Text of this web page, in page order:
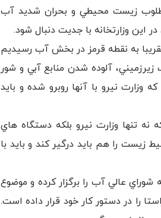
زيست محيطي و بحران شديد آب
وزارتخانه با جديت دنبال شود.
به نقطه قرمز در بخش آب رسيديم
آلوده شدن منابع آبي و شور
نيرو با آنها روبرو شده و بايد
تنها وزارت نيرو بلكه دستگاه هاي
زيست را هم بايد درگير كند و بايد با
شوراي عالي آب را برگزار كرده و موضوع
را در دستور كار خود قرار داده است.